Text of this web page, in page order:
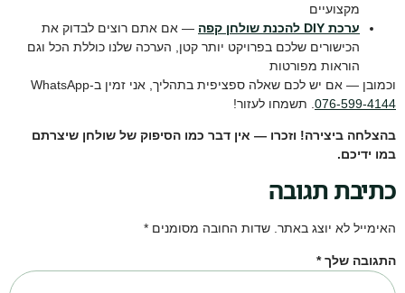
מקצועיים
ערכת DIY להכנת שולחן קפה
— אם אתם רוצים לבדוק את
הכישורים שלכם בפרויקט יותר קטן, הערכה שלנו כוללת הכל וגם
הוראות מפורטות
וכמובן — אם יש לכם שאלה ספציפית בתהליך, אני זמין ב-WhatsApp
076-599-4144 . תשמחו לעזור!
בהצלחה ביצירה! וזכרו — אין דבר כמו הסיפוק של שולחן שיצרתם
במו ידיכם.
כתיבת תגובה
האימייל לא יוצג באתר. שדות החובה מסומנים *
התגובה שלך*